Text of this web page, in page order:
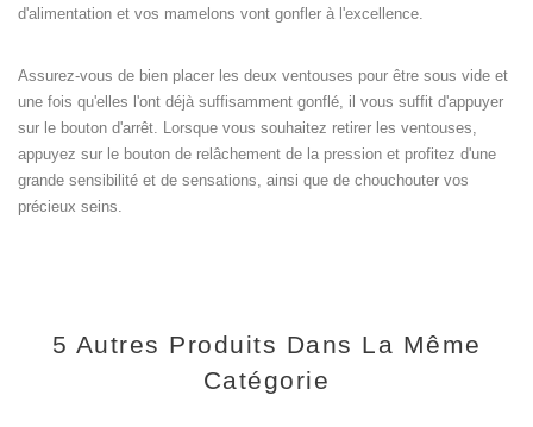
d'alimentation et vos mamelons vont gonfler à l'excellence.
Assurez-vous de bien placer les deux ventouses pour être sous vide et
une fois qu'elles l'ont déjà suffisamment gonflé, il vous suffit d'appuyer
sur le bouton d'arrêt. Lorsque vous souhaitez retirer les ventouses,
appuyez sur le bouton de relâchement de la pression et profitez d'une
grande sensibilité et de sensations, ainsi que de chouchouter vos
précieux seins.
5 Autres Produits Dans La Même
Catégorie